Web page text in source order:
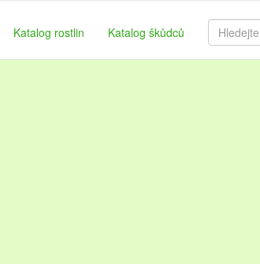
Katalog rostlin Katalog škůdců